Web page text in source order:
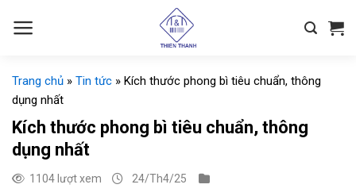
đến
Trang chủ » Tin tức » Kích thước phong bì tiêu chuẩn, thông
dụng nhất
Kích thước phong bì tiêu chuẩn, thông
dụng nhất
1104 lượt xem 24/Th4/25